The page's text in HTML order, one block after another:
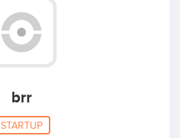
brr
STARTUP